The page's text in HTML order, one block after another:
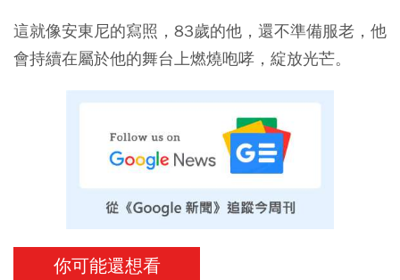
這就像安東尼的寫照，83歲的他，還不準備服老，他
會持續在屬於他的舞台上燃燒咆哮，綻放光芒。
你可能還想看